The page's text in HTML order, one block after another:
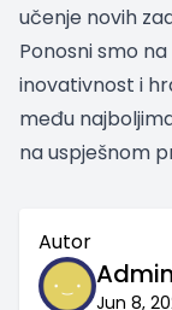
učenje novih
Ponosni smo
inovativnost i
među
na uspješnom
Autor
Jun 8,